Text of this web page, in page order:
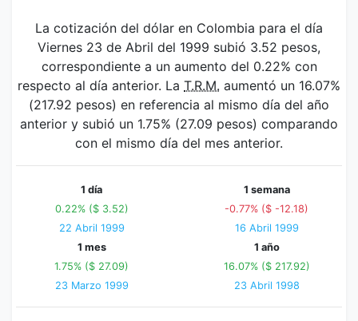
La cotización del dólar en Colombia para el día
Viernes 23 de Abril del 1999 subió 3.52 pesos,
correspondiente a un aumento del 0.22% con
respecto al día anterior. La T.R.M. aumentó un 16.07%
(217.92 pesos) en referencia al mismo día del año
anterior y subió un 1.75% (27.09 pesos) comparando
con el mismo día del mes anterior.
1 día
0.22% ($ 3.52)
22 Abril 1999
1 semana
-0.77% ($ -12.18)
16 Abril 1999
1 mes
1.75% ($ 27.09)
23 Marzo 1999
1 año
16.07% ($ 217.92)
23 Abril 1998